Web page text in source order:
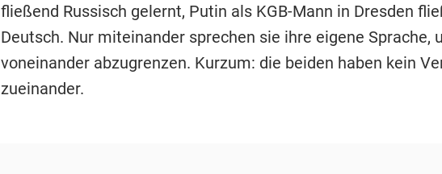
fließend Russisch gelernt, Putin als KGB-Mann in Dresden
Deutsch. Nur miteinander sprechen sie ihre eigene Sprache,
voneinander abzugrenzen. Kurzum: die beiden haben kein
zueinander.